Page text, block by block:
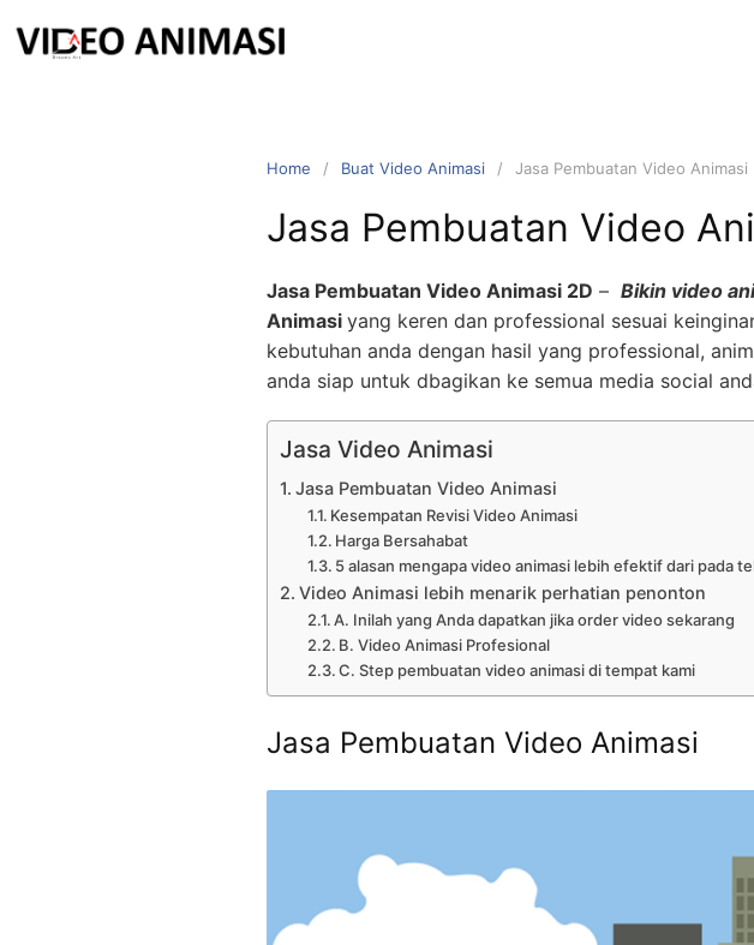
Home Buat Video Animasi Jasa Pembuatan Video
Jasa Pembuatan Video
Jasa Pembuatan Video Animasi 2D – Bikin video
Animasi yang keren dan professional sesuai
kebutuhan anda dengan hasil yang professional,
anda siap untuk dbagikan ke semua media social
Jasa Video Animasi
Jasa Pembuatan Video Animasi
Kesempatan Revisi Video Animasi
Harga Bersahabat
5 alasan mengapa video animasi lebih efektif dari pada
Video Animasi lebih menarik perhatian penonton
A. Inilah yang Anda dapatkan jika order video sekarang
B. Video Animasi Profesional
C. Step pembuatan video animasi di tempat kami
Jasa Pembuatan Video Animasi